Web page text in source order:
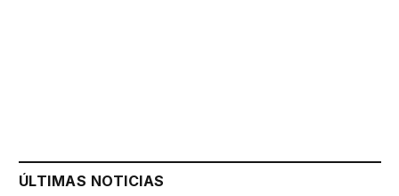
ÚLTIMAS NOTICIAS